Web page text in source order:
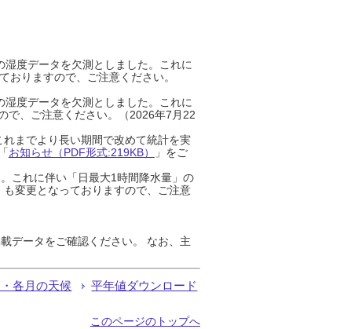
度データを欠測としました。これに
りますので、ご注意ください。
度データを欠測としました。これに
で、ご注意ください。（2026年7月22
までより長い期間で改めて統計を実
お知らせ（PDF形式:219KB）
」をご
これに伴い「日最大1時間降水量」の
変更となっておりますので、ご注意
データをご確認ください。 なお、主
各月の天候 平年値ダウンロード
このページのトップへ